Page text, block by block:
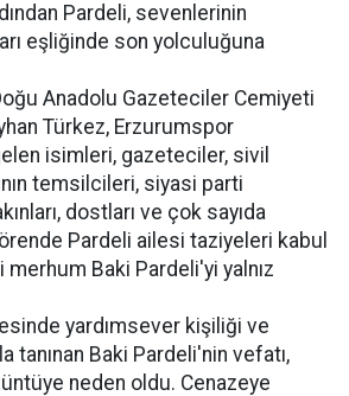
Pardeli, sevenlerinin
eşliğinde son yolculuğuna
Anadolu Gazeteciler Cemiyeti
Türkez, Erzurumspor
isimleri, gazeteciler, sivil
temsilcileri, siyasi parti
dostları ve çok sayıda
Pardeli ailesi taziyeleri kabul
Baki Pardeli'yi yalnız
yardımsever kişiliği ve
tanınan Baki Pardeli'nin vefatı,
neden oldu. Cenazeye